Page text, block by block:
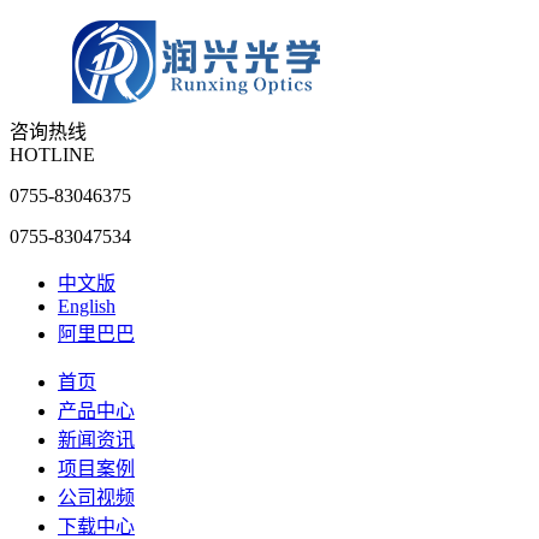
咨询热线
HOTLINE
0755-83046375
0755-83047534
中文版
English
阿里巴巴
首页
产品中心
新闻资讯
项目案例
公司视频
下载中心